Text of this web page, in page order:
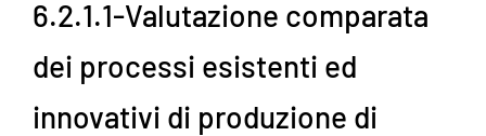
6.2.1.1-Valutazione comparata
dei processi esistenti ed
innovativi di produzione di